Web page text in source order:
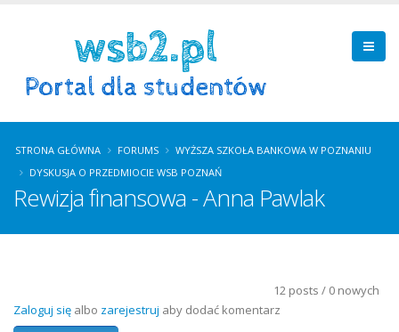
STRONA GŁÓWNA FORUMS
WYŻSZA SZKOŁA BANKOWA W POZNANIU
DYSKUSJA O PRZEDMIOCIE WSB POZNAŃ
Rewizja finansowa - Anna Pawlak
12 posts / 0 nowych
Zaloguj się albo zarejestruj aby dodać komentarz